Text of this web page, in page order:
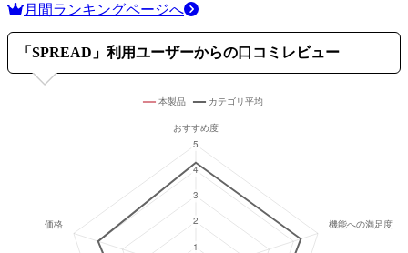
月間ランキングページへ
「 SPREAD 」利用ユーザーからの口コミレビュー